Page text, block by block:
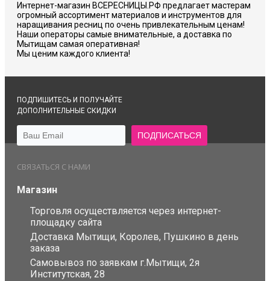
Интернет-магазин ВСЕРЕСНИЦЫ.РФ предлагает мастерам
огромный ассортимент материалов и инструментов для
наращивания ресниц по очень привлекательным ценам!
Наши операторы самые внимательные, а доставка по
Мытищам самая оперативная!
Мы ценим каждого клиента!
ПОДПИШИТЕСЬ И ПОЛУЧАЙТЕ
ДОПОЛНИТЕЛЬНЫЕ СКИДКИ
СВЯЗАТЬСЯ С НАМИ
Магазин
Торговля осуществляется через интернет-
площадку сайта
Доставка Мытищи, Королев, Пушкино в день
заказа
Самовывоз по заявкам г.Мытищи, 2я
Институтская, 28